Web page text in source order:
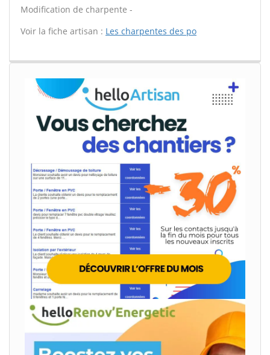
Modification de charpente -
Voir la fiche artisan : Les charpentes des po